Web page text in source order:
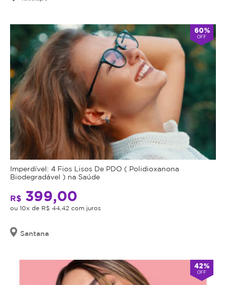
60%
OFF
Imperdível: 4 Fios Lisos De PDO ( Polidioxanona
Biodegradável ) na Saúde
R$ 399,00
ou 10x de R$ 44,42 com juros
Santana
42%
OFF